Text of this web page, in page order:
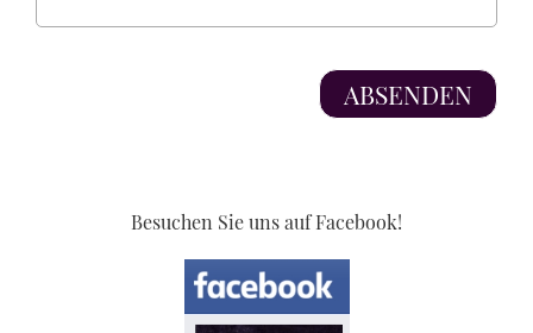
Besuchen Sie uns auf Facebook!